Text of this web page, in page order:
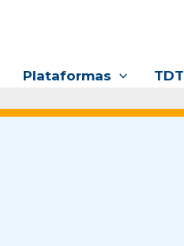
Plataformas TDT